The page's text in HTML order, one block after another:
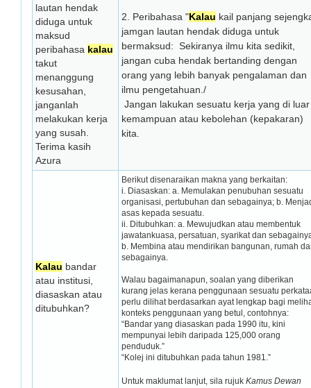
lautan hendak
diduga untuk
maksud
peribahasa kalau
takut
menanggung
kesusahan,
janganlah
melakukan kerja
yang susah.
Terima kasih
Azura
2. Peribahasa "Kalau kail panjang
jamgan lautan hendak diduga untuk
bermaksud: Sekiranya ilmu kita sedikit,
jangan cuba hendak bertanding dengan
orang yang lebih banyak pengalaman dan
ilmu pengetahuan./
Jangan lakukan sesuatu kerja yang di luar
kemampuan atau kebolehan (kepakaran)
kita.
Kalau bandar
atau institusi,
diasaskan atau
ditubuhkan?
Berikut disenaraikan makna yang berkaitan:
i. Diasaskan: a. Memulakan penubuhan sesuatu
organisasi, pertubuhan dan sebagainya; b.
asas kepada sesuatu.
ii. Ditubuhkan: a. Mewujudkan atau membentuk
jawatankuasa, persatuan, syarikat dan
b. Membina atau mendirikan bangunan, rumah
sebagainya.
Walau bagaimanapun, soalan yang diberikan
kurang jelas kerana penggunaan sesuatu
perlu dilihat berdasarkan ayat lengkap bagi
konteks penggunaan yang betul, contohnya:
“Bandar yang diasaskan pada 1990 itu, kini
mempunyai lebih daripada 125,000 orang
penduduk.”
“Kolej ini ditubuhkan pada tahun 1981.”
Untuk maklumat lanjut, sila rujuk Kamus Dewan